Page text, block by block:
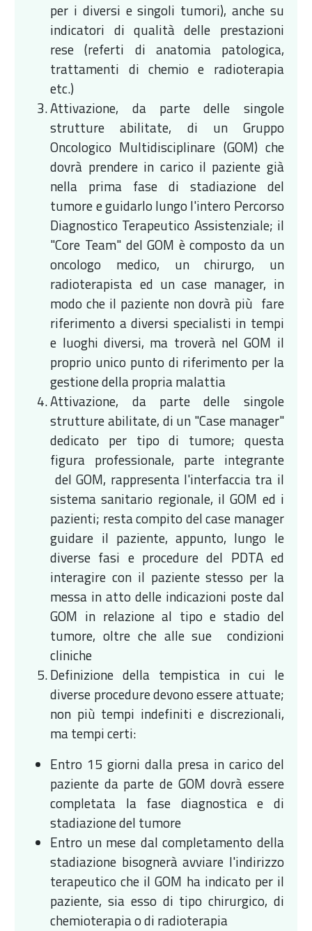
per i diversi e singoli tumori), anche su
indicatori di qualità delle prestazioni
rese (referti di anatomia patologica,
trattamenti di chemio e radioterapia
etc.)
Attivazione, da parte delle singole
strutture abilitate, di un Gruppo
Oncologico Multidisciplinare (GOM) che
dovrà prendere in carico il paziente già
nella prima fase di stadiazione del
tumore e guidarlo lungo l'intero Percorso
Diagnostico Terapeutico Assistenziale; il
"Core Team" del GOM è composto da un
oncologo medico, un chirurgo, un
radioterapista ed un case manager, in
modo che il paziente non dovrà più fare
riferimento a diversi specialisti in tempi
e luoghi diversi, ma troverà nel GOM il
proprio unico punto di riferimento per la
gestione della propria malattia
Attivazione, da parte delle singole
strutture abilitate, di un "Case manager"
dedicato per tipo di tumore; questa
figura professionale, parte integrante
del GOM, rappresenta l'interfaccia tra il
sistema sanitario regionale, il GOM ed i
pazienti; resta compito del case manager
guidare il paziente, appunto, lungo le
diverse fasi e procedure del PDTA ed
interagire con il paziente stesso per la
messa in atto delle indicazioni poste dal
GOM in relazione al tipo e stadio del
tumore, oltre che alle sue condizioni
cliniche
Definizione della tempistica in cui le
diverse procedure devono essere attuate;
non più tempi indefiniti e discrezionali,
ma tempi certi:
Entro 15 giorni dalla presa in carico del
paziente da parte de GOM dovrà essere
completata la fase diagnostica e di
stadiazione del tumore
Entro un mese dal completamento della
stadiazione bisognerà avviare l'indirizzo
terapeutico che il GOM ha indicato per il
paziente, sia esso di tipo chirurgico, di
chemioterapia o di radioterapia